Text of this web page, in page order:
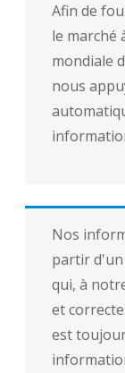
Afin de
le marché
mondiale
nous
Nos
partir d'un
qui, à
et
est